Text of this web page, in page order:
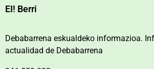
EI! Berri
Debabarrena eskualdeko informazioa.
actualidad de Debabarrena